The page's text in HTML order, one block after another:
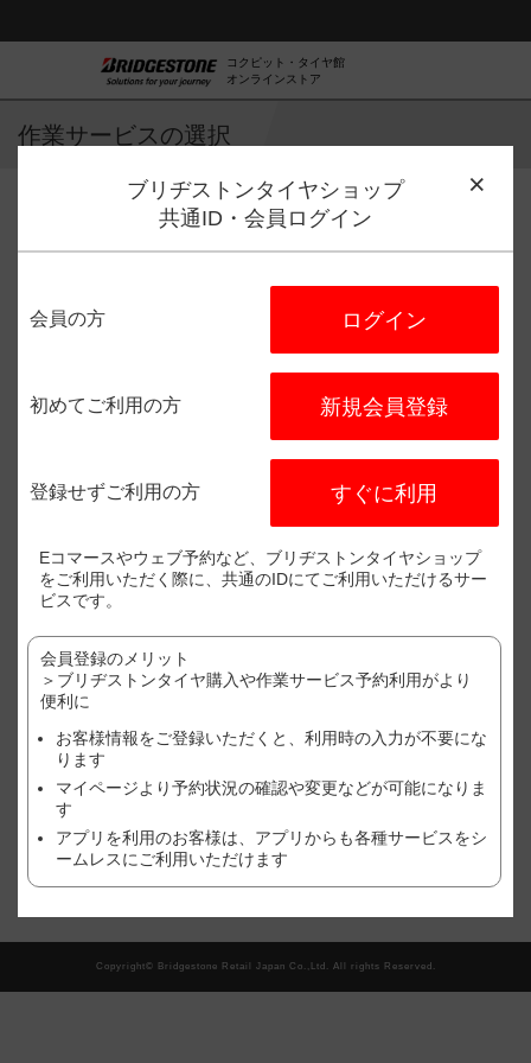
コクピット・タイヤ館
オンラインストア
作業サービスの選択
〒682-0017 鳥取県倉吉
0858-48-9550
※表示価格はあくまで目安となります。
※店別、車種、サイズ別に価格が異なります。
※ご利用店舗でのご購入状況(追加作業や、廃タイヤ処理やゴムバルブ
さい。
※作業店舗以外で購入されたタイヤの場合は、作業料金が異なる場合
がございます。詳しくは、店舗にてご確認ください。
※おクルマ、タイヤ、ホイール等の状態により、作業をお断りする場
現在、この店舗では順番待ち予約を受け付けておりません。
翌日以降の予約をご希望の方はこちら
ブリヂストンタイヤショップ
共通ID・会員ログイン
会員の方 ログイン
初めてご利用の方 新規会員登録
登録せずご利用の方 すぐに利用
Eコマースやウェブ予約など、ブリヂストンタイヤショップ
をご利用いただく際に、共通のIDにてご利用いただけるサー
ビスです。
会員登録のメリット
＞ブリヂストンタイヤ購入や作業サービス予約利用がより
便利に
お客様情報をご登録いただくと、利用時の入力が不要にな
ります
マイページより予約状況の確認や変更などが可能になりま
す
アプリを利用のお客様は、アプリからも各種サービスをシ
ームレスにご利用いただけます
Copyright© Bridgestone Retail Japan Co.,Ltd. All rights Reserved.